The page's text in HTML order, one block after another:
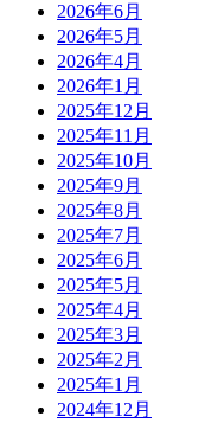
2026年6月
2026年5月
2026年4月
2026年1月
2025年12月
2025年11月
2025年10月
2025年9月
2025年8月
2025年7月
2025年6月
2025年5月
2025年4月
2025年3月
2025年2月
2025年1月
2024年12月